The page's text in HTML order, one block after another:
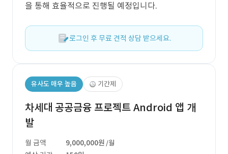
을 통해 효율적으로 진행될 예정입니다.
로그인 후 무료 견적 상담 받으세요.
유사도 매우 높음 기간제
차세대 공공금융 프로젝트 Android 앱 개
발
월 금액 9,000,000원 /월